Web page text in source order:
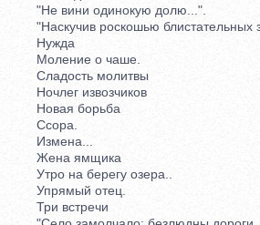
"Не вини одинокую долю...".
"Наскучив роскошью блистательных
Нужда
Моление о чаше.
Сладость молитвы
Ночлег извозчиков
Новая борьба
Ссора.
Измена...
Жена ямщика
Утро на берегу озера..
Упрямый отец.
Три встречи